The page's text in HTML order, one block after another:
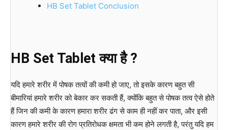
HB Set Tablet Conclusion
HB Set Tablet क्या है ?
यदि हमारे शरीर में पोषक तत्वों की कमी हो जाए, तो इसके कारण बहुत सी
बीमारियां हमारे शरीर को बेकार कर सकती हैं, क्योंकि बहुत से पोषक तत्व ऐसे होते
हैं जिन की कमी के कारण हमारा शरीर ढंग से काम ही नहीं कर पाता, और इसी
कारण हमारे शरीर की रोग प्रतिरोधक क्षमता भी कम होने लगती है, परंतु यदि हम